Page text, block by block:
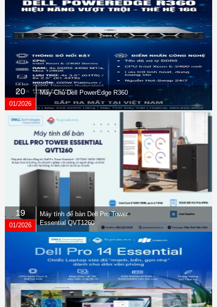
20
01/2026
Máy Chủ Dell PowerEdge R360
19
01/2026
Máy tính để bàn Dell Pro Tower
Essential QVT1260